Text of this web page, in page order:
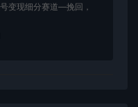
变现细分赛道—挽回，